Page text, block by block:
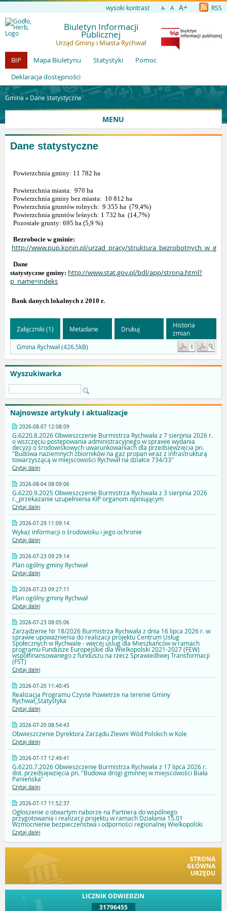
wysoki kontrast A- A A+ RSS
Biuletyn Informacji
Publicznej
Urząd Gminy i Miasta Rychwał
BIP
Mapa Biuletynu Statystyki
Pomoc
Deklaracja dostępności
Gmina » Dane statystyczne
MENU
Wyszukiwarka
Najnowsze artykuły i aktualizacje
2026-08-07 12:08:09
G.6220.8.2026 Obwieszczenie Burmistrza Rychwała z 7 sierpnia 2026 r.
o wszczęciu postępowania administracyjnego w sprawie wydania
decyzji o środowiskowych uwarunkowaniach dla przedsięwzięcia pn.
"Budowa naziemnych zbiorników na gaz propan wraz z infrastrukturą
towarzyszącą w miejscowości Rychwał na działce 734/33"
Czytaj dalej
2026-08-04 08:09:06
G.6220.9.2025 Obwieszczenie Burmistrza Rychwała z 3 sierpnia 2026
r._przekazanie uzupełnienia KIP organom opiniującym
Czytaj dalej
2026-07-29 11:09:14
Wykaz informacji o środowisku i jego ochronie
Czytaj dalej
2026-07-23 09:29:14
Plan ogólny gminy Rychwał
Czytaj dalej
2026-07-23 09:27:11
Plan ogólny gminy Rychwał
Czytaj dalej
2026-07-23 08:05:06
Zarządzenie Nr 18/2026 Burmistrza Rychwała z dnia 16 lipca 2026 r. w
sprawie upoważnienia do realizacji projektu Centrum Usług
Społecznych w Rychwale - więcej uslug dla Mieszkańców w ramach
programu Fundusze Europejskie dla Wielkopolski 2021-2027 (FEW)
współfinansowanego z funduszu na rzecz Sprawiedliwej Transformacji
(FST)
Czytaj dalej
2026-07-20 11:40:45
Realizacja Programu Czyste Powietrze na terenie Gminy
Rychwał_Statystyka
Czytaj dalej
2026-07-20 08:54:43
Obwieszczenie Dyrektora Zarządu Zlewni Wód Polskich w Kole
Czytaj dalej
2026-07-17 12:49:41
G.6220.7.2026 Obwieszczenie Burmistrza Rychwała z 17 lipca 2026 r.
dot. przedsięwzięcia pn. "Budowa drogi gminnej w miejscowości Biała
Panieńska"
Czytaj dalej
2026-07-17 11:52:37
Ogłoszenie o otwartym naborze na Partnera do wspólnego
przygotowania i realizacji projektu w ramach Działania 15.01
Wzmocnienie bezpieczeństwa i odporności regionalnej Wielkopolski
Czytaj dalej
STRONA
GŁÓWNA
URZĘDU
LICZNIK ODWIEDZIN
31796455
Dane statystyczne
Powierzchnia gminy: 11 782 ha
Powierzchnia miasta: 970 ha
Powierzchnia gminy bez miasta: 10 812 ha
Powierzchnia gruntów rolnych: 9 355 ha (79,4%)
Powierzchnia gruntów leśnych: 1 732 ha (14,7%)
Pozostałe grunty: 695 ha (5,9 %)
Bezrobocie w gminie:
http://www.pup.konin.pl/urzad_pracy/
Dane
statystyczne gminy: http://www.stat.gov.pl/bdl/app/strona.html?
p_name=indeks
Bank danych lokalnych z 2010 r.
Załączniki (1) Metadane Drukuj
Historia
zmian
Gmina Rychwał (426.5kB)